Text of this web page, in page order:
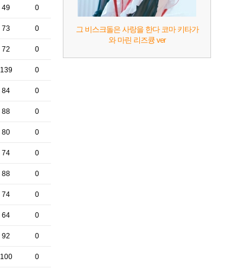
49 0
73 0
72 0
139 0
84 0
88 0
80 0
74 0
88 0
74 0
64 0
92 0
100 0
그 비스크돌은 사랑을 한다 코마 키타가
와 마린 리즈큥 ver